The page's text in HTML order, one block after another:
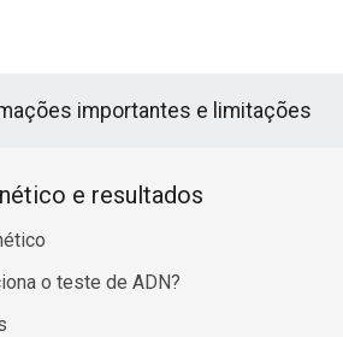
importantes e limitações
e resultados
o teste de ADN?